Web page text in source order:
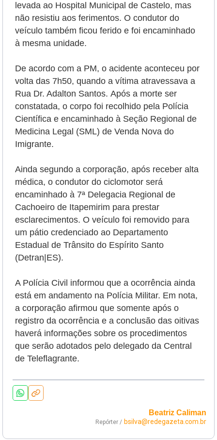
levada ao Hospital Municipal de Castelo, mas
não resistiu aos ferimentos. O condutor do
veículo também ficou ferido e foi encaminhado
à mesma unidade.
De acordo com a PM, o acidente aconteceu por
volta das 7h50, quando a vítima atravessava a
Rua Dr. Adalton Santos. Após a morte ser
constatada, o corpo foi recolhido pela Polícia
Científica e encaminhado à Seção Regional de
Medicina Legal (SML) de Venda Nova do
Imigrante.
Ainda segundo a corporação, após receber alta
médica, o condutor do ciclomotor será
encaminhado à 7ª Delegacia Regional de
Cachoeiro de Itapemirim para prestar
esclarecimentos. O veículo foi removido para
um pátio credenciado ao Departamento
Estadual de Trânsito do Espírito Santo
(Detran|ES).
A Polícia Civil informou que a ocorrência ainda
está em andamento na Polícia Militar. Em nota,
a corporação afirmou que somente após o
registro da ocorrência e a conclusão das oitivas
haverá informações sobre os procedimentos
que serão adotados pelo delegado da Central
de Teleflagrante.
Beatriz Caliman
Repórter / bsilva@redegazeta.com.br